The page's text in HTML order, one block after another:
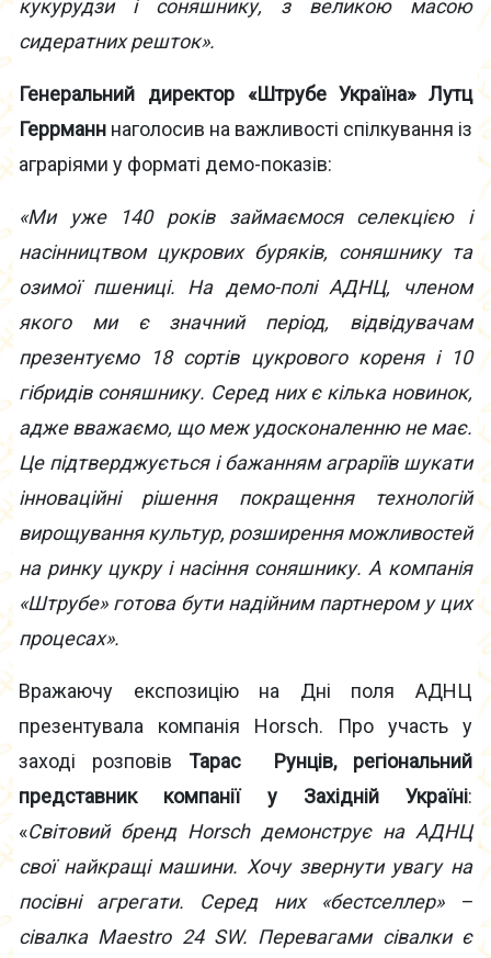
кукурудзи і соняшнику, з великою масою
сидератних решток».
Генеральний директор «Штрубе Україна» Лутц
Геррманн наголосив на важливості спілкування із
аграріями у форматі демо-показів:
«Ми уже 140 років займаємося селекцією і
насінництвом цукрових буряків, соняшнику та
озимої пшениці. На демо-полі АДНЦ, членом
якого ми є значний період, відвідувачам
презентуємо 18 сортів цукрового кореня і 10
гібридів соняшнику. Серед них є кілька новинок,
адже вважаємо, що меж удосконаленню не має.
Це підтверджується і бажанням аграріїв шукати
інноваційні рішення покращення технологій
вирощування культур, розширення можливостей
на ринку цукру і насіння соняшнику. А компанія
«Штрубе» готова бути надійним партнером у цих
процесах».
Вражаючу експозицію на Дні поля АДНЦ
презентувала компанія Horsch. Про участь у
заході розповів Тарас
Рунців, регіональний
представник компанії у Західній Україні:
«Світовий бренд Horsch демонструє на АДНЦ
свої найкращі машини. Хочу звернути увагу на
посівні агрегати. Серед них «бестселлер» –
сівалка Maestro 24 SW. Перевагами сівалки є